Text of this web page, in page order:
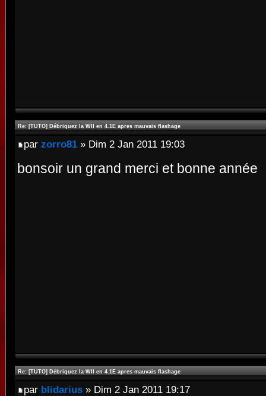
Re: [TUTO] Débriquez la WII en 4.1E apres mauvais flashage
par zorro81 » Dim 2 Jan 2011 19:03
bonsoir un grand merci et bonne année
Re: [TUTO] Débriquez la WII en 4.1E apres mauvais flashage
par blidarius » Dim 2 Jan 2011 19:17